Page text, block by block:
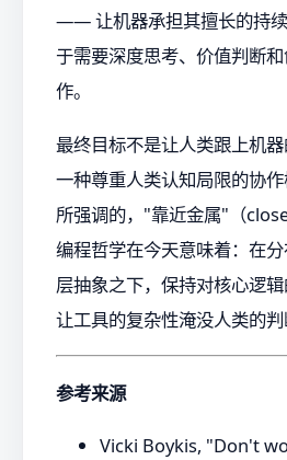
—— 让机器承担其擅长的持
于需要深度思考、价值判断
作。
最终目标不是让人类跟上机
一种尊重人类认知局限的协
所强调的，"靠近金属"（
编程哲学在今天意味着：在
层抽象之下，保持对核心逻
让工具的复杂性淹没人类的判
参考来源
Vicki Boykis, "Don't